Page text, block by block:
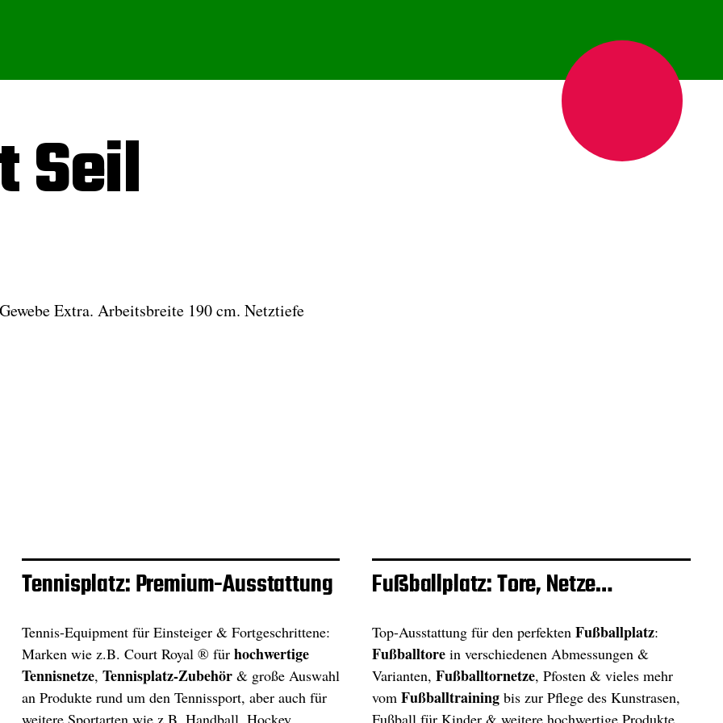
Seil
Extra. Arbeitsbreite 190 cm. Netztiefe
Tennisplatz: Premium-Ausstattung
Tennis-Equipment für Einsteiger & Fortgeschrittene:
Marken wie z.B. Court Royal ® für hochwertige
Tennisnetze, Tennisplatz-Zubehör& große Auswahl
an Produkte rund um den Tennissport, aber auch für
weitere Sportarten wie z.B. Handball, Hockey,
Fußballplatz: Tore, Netze…
Top-Ausstattung für den perfektenFußballplatz:
Fußballtore in verschiedenen Abmessungen &
Varianten,Fußballtornetze, Pfosten & vieles mehr
vomFußballtraining bis zur Pflege des Kunstrasen,
Fußball für Kinder & weitere hochwertige Produkte